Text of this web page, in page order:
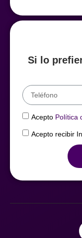
Si lo
Acepto Política
Acepto recibir